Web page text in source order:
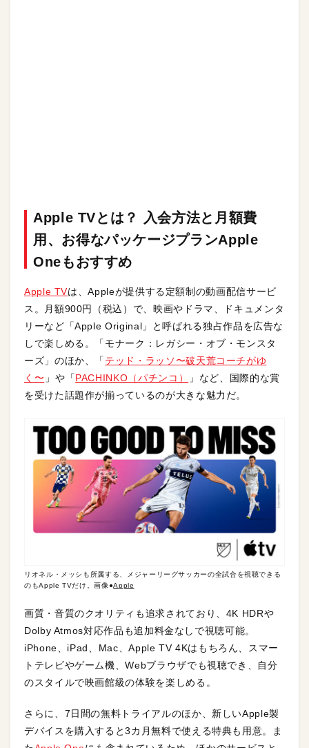
Apple TVとは？ 入会方法と月額費
用、お得なパッケージプランApple
Oneもおすすめ
Apple TVは、Appleが提供する定額制の動画配信サービ
ス。月額900円（税込）で、映画やドラマ、ドキュメンタ
リーなど「Apple Original」と呼ばれる独占作品を広告な
しで楽しめる。「モナーク：レガシー・オブ・モンスタ
ーズ」のほか、「 テッド・ラッソ〜破天荒コーチがゆ
く〜 」や「PACHINKO（パチンコ）
」など、国際的な賞
を受けた話題作が揃っているのが大きな魅力だ。
リオネル・メッシも所属する、メジャーリーグサッカーの全試合を視聴できる
のもApple TVだけ。画像●Apple
画質・音質のクオリティも追求されており、4K HDRや
Dolby Atmos対応作品も追加料金なしで視聴可能。
iPhone、iPad、Mac、Apple TV 4Kはもちろん、スマー
トテレビやゲーム機、Webブラウザでも視聴でき、自分
のスタイルで映画館級の体験を楽しめる。
さらに、7日間の無料トライアルのほか、新しいApple製
デバイスを購入すると3カ月無料で使える特典も用意。ま